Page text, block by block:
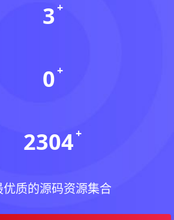
3
0
2304
优质的源码资源集合